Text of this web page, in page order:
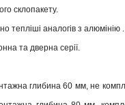
склопакету.
тепліші аналогів з алюмінію .
та дверна серії.
глибина 60 мм, не